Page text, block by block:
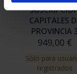
CAPITALES
PROVINCIA
949,00 €
Sólo para
registrados